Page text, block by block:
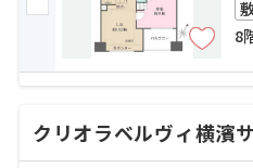
8
クリオラベルヴィ横濱